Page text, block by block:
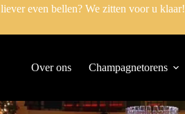
even bellen? We zitten voor u klaar!
Over ons Champagnetorens